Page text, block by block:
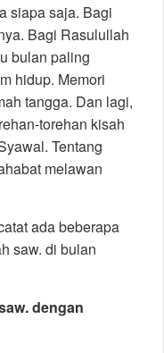
siapa saja. Bagi
Bagi Rasulullah
bulan paling
hidup. Memori
tangga. Dan lagi,
torehan kisah
Tentang
melawan
ada beberapa
saw. di bulan
dengan